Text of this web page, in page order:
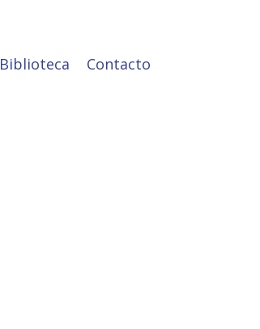
Biblioteca Contacto